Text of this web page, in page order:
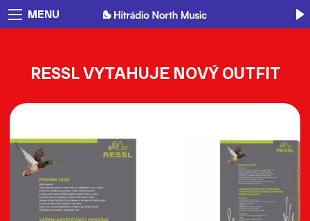
MENU
RESSL VYTAHUJE NOVÝ OUTFIT